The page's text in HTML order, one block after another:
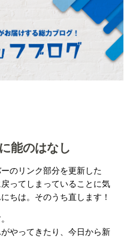
能のはなし
のリンク部分を更新した
ってしまっていることに気
ちは。そのうち直します！
やってきたり、今日から新